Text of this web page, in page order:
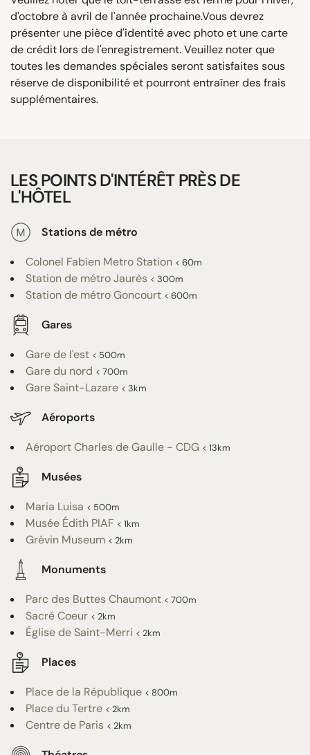
d'octobre à avril de l'année prochaine.Vous devrez
présenter une pièce d'identité avec photo et une carte
de crédit lors de l'enregistrement. Veuillez noter que
toutes les demandes spéciales seront satisfaites sous
réserve de disponibilité et pourront entraîner des frais
supplémentaires.
LES POINTS D'INTÉRÊT PRÈS DE
L'HÔTEL
Stations de métro
Colonel Fabien Metro Station < 60m
Station de métro Jaurès < 300m
Station de métro Goncourt < 600m
Gares
Gare de l'est < 500m
Gare du nord < 700m
Gare Saint-Lazare < 3km
Aéroports
Aéroport Charles de Gaulle - CDG < 13km
Musées
Maria Luisa < 500m
Musée Édith PIAF < 1km
Grévin Museum < 2km
Monuments
Parc des Buttes Chaumont < 700m
Sacré Coeur < 2km
Église de Saint-Merri < 2km
Places
Place de la République < 800m
Place du Tertre < 2km
Centre de Paris < 2km